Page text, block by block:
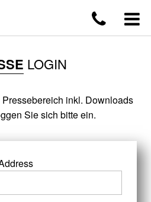
LOGIN
inkl. Downloads
Sie sich bitte ein.